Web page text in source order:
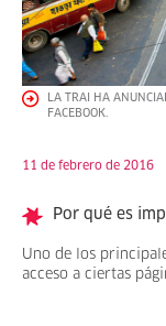
LA TRAI HA
FACEBOOK.
11 de febrero de 2016
Por qué es
Uno de los
acceso a ciertas